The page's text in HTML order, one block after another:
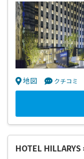
地図 クチコミ
HOTEL HILLARYS